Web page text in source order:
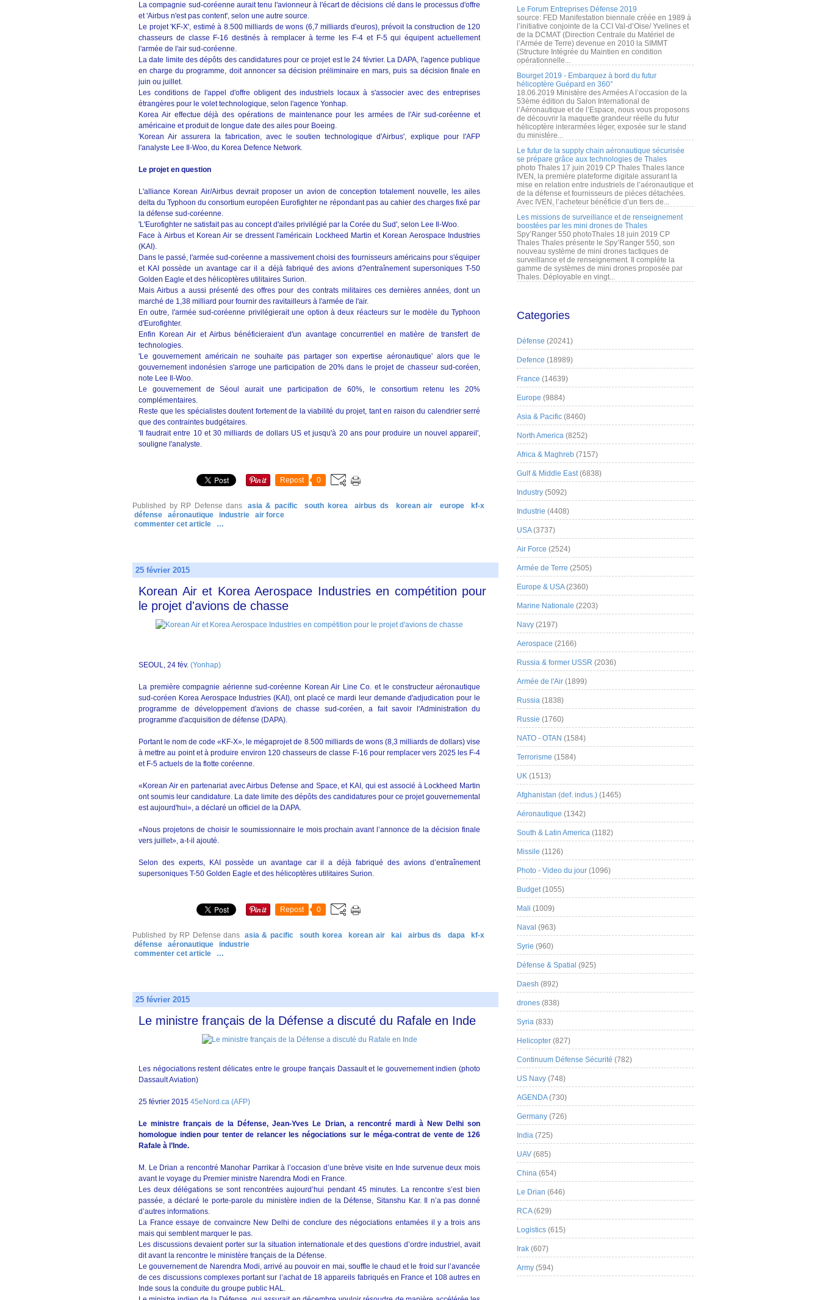
La compagnie sud-coréenne aurait tenu l'avionneur à l'écart de décisions clé dans le processus d'offre
et 'Airbus n'est pas content', selon une autre source.
Le projet 'KF-X', estimé à 8.500 milliards de wons (6,7 milliards d'euros), prévoit la construction de 120
chasseurs de classe F-16 destinés à remplacer à terme les F-4 et F-5 qui équipent actuellement
l'armée de l'air sud-coréenne.
La date limite des dépôts des candidatures pour ce projet est le 24 février. La DAPA, l'agence publique
en charge du programme, doit annoncer sa décision préliminaire en mars, puis sa décision finale en
juin ou juillet.
Les conditions de l'appel d'offre obligent des industriels locaux à s'associer avec des entreprises
étrangères pour le volet technologique, selon l'agence Yonhap.
Korea Air effectue déjà des opérations de maintenance pour les armées de l'Air sud-coréenne et
américaine et produit de longue date des ailes pour Boeing.
'Korean Air assurera la fabrication, avec le soutien technologique d'Airbus', explique pour l'AFP
l'analyste Lee Il-Woo, du Korea Defence Network.
Le projet en question
L'alliance Korean Air/Airbus devrait proposer un avion de conception totalement nouvelle, les ailes
delta du Typhoon du consortium européen Eurofighter ne répondant pas au cahier des charges fixé par
la défense sud-coréenne.
'L'Eurofighter ne satisfait pas au concept d'ailes privilégié par la Corée du Sud', selon Lee Il-Woo.
Face à Airbus et Korean Air se dressent l'américain Lockheed Martin et Korean Aerospace Industries
(KAI).
Dans le passé, l'armée sud-coréenne a massivement choisi des fournisseurs américains pour s'équiper
et KAI possède un avantage car il a déjà fabriqué des avions d?entraînement supersoniques T-50
Golden Eagle et des hélicoptères utilitaires Surion.
Mais Airbus a aussi présenté des offres pour des contrats militaires ces dernières années, dont un
marché de 1,38 milliard pour fournir des ravitailleurs à l'armée de l'air.
En outre, l'armée sud-coréenne privilégierait une option à deux réacteurs sur le modèle du Typhoon
d'Eurofighter.
Enfin Korean Air et Airbus bénéficieraient d'un avantage concurrentiel en matière de transfert de
technologies.
'Le gouvernement américain ne souhaite pas partager son expertise aéronautique' alors que le
gouvernement indonésien s'arroge une participation de 20% dans le projet de chasseur sud-coréen,
note Lee Il-Woo.
Le gouvernement de Séoul aurait une participation de 60%, le consortium retenu les 20%
complémentaires.
Reste que les spécialistes doutent fortement de la viabilité du projet, tant en raison du calendrier serré
que des contraintes budgétaires.
'Il faudrait entre 10 et 30 milliards de dollars US et jusqu'à 20 ans pour produire un nouvel appareil',
souligne l'analyste.
Repost 0
Published by RP Defense dans asia & pacific south korea airbus ds korean air europe
kf-x
défense
aéronautique industrie
air force
commenter cet article
…
25 février 2015
Korean Air et Korea Aerospace Industries en compétition pour
le projet d'avions de chasse
SEOUL, 24 fév. (Yonhap)
La première compagnie aérienne sud-coréenne Korean Air Line Co. et le constructeur aéronautique
sud-coréen Korea Aerospace Industries (KAI), ont placé ce mardi leur demande d'adjudication pour le
programme de développement d'avions de chasse sud-coréen, a fait savoir l'Administration du
programme d'acquisition de défense (DAPA).
Portant le nom de code «KF-X», le mégaprojet de 8.500 milliards de wons (8,3 milliards de dollars) vise
à mettre au point et à produire environ 120 chasseurs de classe F-16 pour remplacer vers 2025 les F-4
et F-5 actuels de la flotte coréenne.
«Korean Air en partenariat avec Airbus Defense and Space, et KAI, qui est associé à Lockheed Martin
ont soumis leur candidature. La date limite des dépôts des candidatures pour ce projet gouvernemental
est aujourd'hui», a déclaré un officiel de la DAPA.
«Nous projetons de choisir le soumissionnaire le mois prochain avant l’annonce de la décision finale
vers juillet», a-t-il ajouté.
Selon des experts, KAI possède un avantage car il a déjà fabriqué des avions d’entraînement
supersoniques T-50 Golden Eagle et des hélicoptères utilitaires Surion.
Repost 0
Published by RP Defense dans asia & pacific south korea korean air kai airbus ds dapa
kf-x
défense
aéronautique
industrie
commenter cet article
…
25 février 2015
Le ministre français de la Défense a discuté du Rafale en Inde
Les négociations restent délicates entre le groupe français Dassault et le gouvernement indien (photo
Dassault Aviation)
25 février 2015 45eNord.ca (AFP)
Le ministre français de la Défense, Jean-Yves Le Drian, a rencontré mardi à New Delhi son
homologue indien pour tenter de relancer les négociations sur le méga-contrat de vente de 126
Rafale à l’Inde.
M. Le Drian a rencontré Manohar Parrikar à l’occasion d’une brève visite en Inde survenue deux mois
avant le voyage du Premier ministre Narendra Modi en France.
Les deux délégations se sont rencontrées aujourd’hui pendant 45 minutes. La rencontre s’est bien
passée, a déclaré le porte-parole du ministère indien de la Défense, Sitanshu Kar. Il n’a pas donné
d’autres informations.
La France essaye de convaincre New Delhi de conclure des négociations entamées il y a trois ans
mais qui semblent marquer le pas.
Les discussions devaient porter sur la situation internationale et des questions d’ordre industriel, avait
dit avant la rencontre le ministère français de la Défense.
Le gouvernement de Narendra Modi, arrivé au pouvoir en mai, souffle le chaud et le froid sur l’avancée
de ces discussions complexes portant sur l’achat de 18 appareils fabriqués en France et 108 autres en
Inde sous la conduite du groupe public HAL.
Le Forum Entreprises Défense 2019
source: FED Manifestation biennale créée en 1989 à
l’initiative conjointe de la CCI Val-d’Oise/ Yvelines et
de la DCMAT (Direction Centrale du Matériel de
l’Armée de Terre) devenue en 2010 la SIMMT
(Structure Intégrée du Maintien en condition
opérationnelle...
Bourget 2019 - Embarquez à bord du futur
hélicoptère Guépard en 360°
18.06.2019 Ministère des Armées A l’occasion de la
53ème édition du Salon International de
l’Aéronautique et de l’Espace, nous vous proposons
de découvrir la maquette grandeur réelle du futur
hélicoptère interarmées léger, exposée sur le stand
du ministère...
Le futur de la supply chain aéronautique sécurisée
se prépare grâce aux technologies de Thales
photo Thales 17 juin 2019 CP Thales Thales lance
IVEN, la première plateforme digitale assurant la
mise en relation entre industriels de l’aéronautique et
de la défense et fournisseurs de pièces détachées.
Avec IVEN, l’acheteur bénéficie d’un tiers de...
Les missions de surveillance et de renseignement
boostées par les mini drones de Thales
Spy’Ranger 550 photoThales 18 juin 2019 CP
Thales Thales présente le Spy’Ranger 550, son
nouveau système de mini drones tactiques de
surveillance et de renseignement. Il complète la
gamme de systèmes de mini drones proposée par
Thales. Déployable en vingt...
Categories
Défense (20241)
Defence (18989)
France (14639)
Europe (9884)
Asia & Pacific (8460)
North America (8252)
Africa & Maghreb (7157)
Gulf & Middle East(6838)
Industry (5092)
Industrie (4408)
USA(3737)
Air Force (2524)
Armée de Terre (2505)
Europe & USA(2360)
Marine Nationale (2203)
Navy (2197)
Aerospace (2166)
Russia & former USSR (2036)
Armée de l'Air (1899)
Russia (1838)
Russie (1760)
NATO - OTAN (1584)
Terrorisme (1584)
UK (1513)
Afghanistan (def. indus.) (1465)
Aéronautique (1342)
South & Latin America (1182)
Missile (1126)
Photo - Video du jour (1096)
Budget(1055)
Mali (1009)
Naval (963)
Syrie (960)
Défense & Spatial (925)
Daesh (892)
drones (838)
Syria (833)
Helicopter (827)
Continuum Défense Sécurité (782)
US Navy (748)
AGENDA(730)
Germany (726)
India (725)
UAV (685)
China (654)
Le Drian (646)
RCA(629)
Logistics (615)
Irak (607)
Army (594)